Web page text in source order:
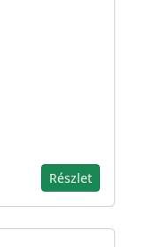
Részlet